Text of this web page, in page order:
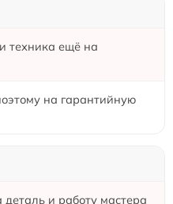
техника ещё на
на гарантийную
и работу мастера